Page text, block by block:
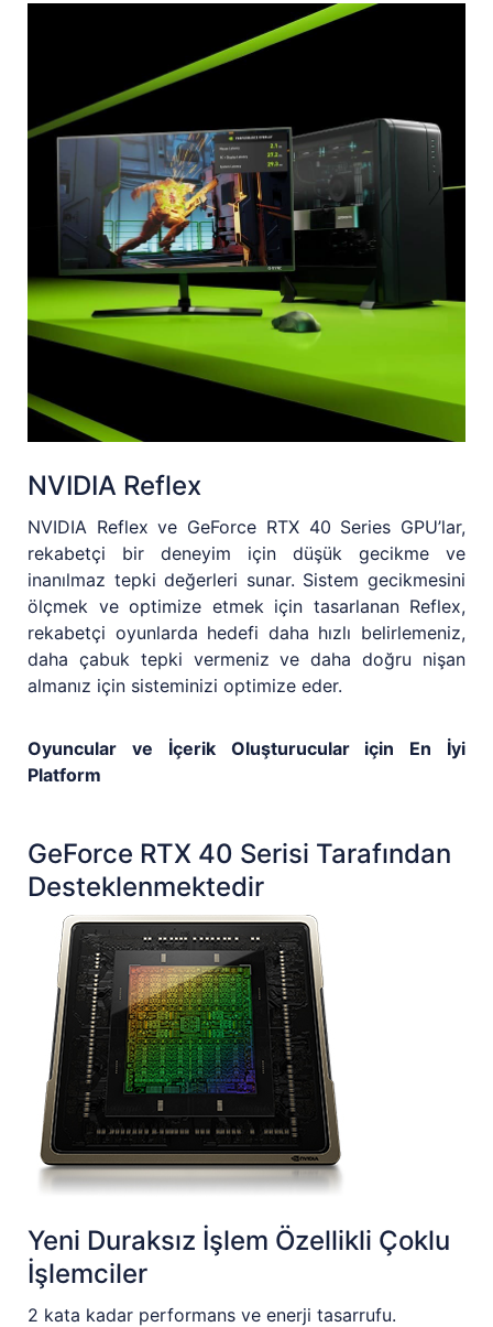
NVIDIA Reflex
NVIDIA Reflex ve GeForce RTX 40 Series GPU’lar,
rekabetçi bir deneyim için düşük gecikme ve
inanılmaz tepki değerleri sunar. Sistem gecikmesini
ölçmek ve optimize etmek için tasarlanan Reflex,
rekabetçi oyunlarda hedefi daha hızlı belirlemeniz,
daha çabuk tepki vermeniz ve daha doğru nişan
almanız için sisteminizi optimize eder.
Oyuncular ve İçerik Oluşturucular için En İyi
Platform
GeForce RTX 40 Serisi Tarafından
Desteklenmektedir
Yeni Duraksız İşlem Özellikli Çoklu
İşlemciler
2 kata kadar performans ve enerji tasarrufu.